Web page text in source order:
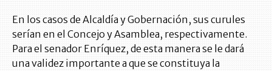
En los casos de Alcaldía y Gobernación, sus curules
serían en el Concejo y Asamblea, respectivamente.
Para el senador Enríquez, de esta manera se le dará
una validez importante a que se constituya la